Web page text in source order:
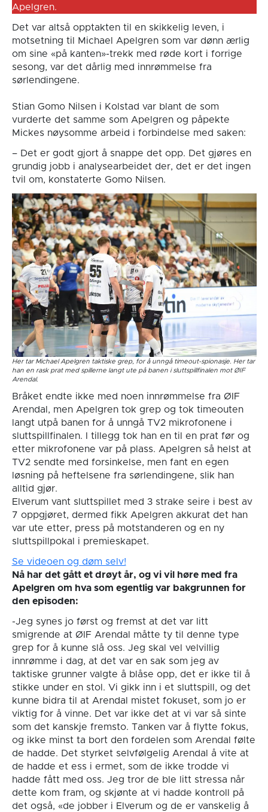
Apelgren.
Det var altså opptakten til en skikkelig leven, i
motsetning til Michael Apelgren som var dønn ærlig
om sine «på kanten»-trekk med røde kort i forrige
sesong, var det dårlig med innrømmelse fra
sørlendingene.
Stian Gomo Nilsen i Kolstad var blant de som
vurderte det samme som Apelgren og påpekte
Mickes nøysomme arbeid i forbindelse med saken:
– Det er godt gjort å snappe det opp. Det gjøres en
grundig jobb i analysearbeidet der, det er det ingen
tvil om, konstaterte Gomo Nilsen.
Her tar Michael Apelgren taktiske grep, for å unngå timeout-spionasje. Her tar
han en rask prat med spillerne langt ute på banen i sluttspillfinalen mot ØIF
Arendal.
Bråket endte ikke med noen innrømmelse fra ØIF
Arendal, men Apelgren tok grep og tok timeouten
langt utpå banen for å unngå TV2 mikrofonene i
sluttspillfinalen. I tillegg tok han en til en prat før og
etter mikrofonene var på plass. Apelgren så helst at
TV2 sendte med forsinkelse, men fant en egen
løsning på heftelsene fra sørlendingene, slik han
alltid gjør.
Elverum vant sluttspillet med 3 strake seire i best av
7 oppgjøret, dermed fikk Apelgren akkurat det han
var ute etter, press på motstanderen og en ny
sluttspillpokal i premieskapet.
Se videoen og døm selv!
Nå har det gått et drøyt år, og vi vil høre med fra
Apelgren om hva som egentlig var bakgrunnen for
den episoden:
-Jeg synes jo først og fremst at det var litt
smigrende at ØIF Arendal måtte ty til denne type
grep for å kunne slå oss. Jeg skal vel velvillig
innrømme i dag, at det var en sak som jeg av
taktiske grunner valgte å blåse opp, det er ikke til å
stikke under en stol. Vi gikk inn i et sluttspill, og det
kunne bidra til at Arendal mistet fokuset, som jo er
viktig for å vinne. Det var ikke det at vi var så sinte
som det kanskje fremsto. Tanken var å flytte fokus,
og ikke minst ta bort den fordelen som Arendal følte
de hadde. Det styrket selvfølgelig Arendal å vite at
de hadde et ess i ermet, som de ikke trodde vi
hadde fått med oss. Jeg tror de ble litt stressa når
dette kom fram, og skjønte at vi hadde kontroll på
det også, «de jobber i Elverum og de er vanskelig å